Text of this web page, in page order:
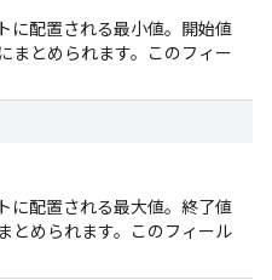
に配置される最小値。開始値
まとめられます。このフィー
に配置される最大値。終了値
とめられます。このフィール